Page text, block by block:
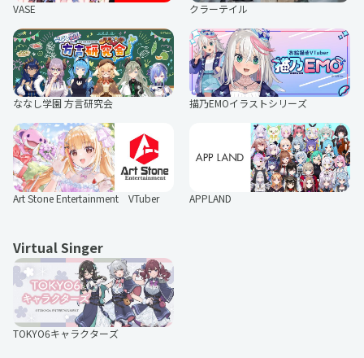
VASE クラーテイル
ななし学園 方言研究会 描乃EMOイラストシリーズ
Art Stone Entertainment VTuber APPLAND
Virtual Singer
TOKYO6キャラクターズ